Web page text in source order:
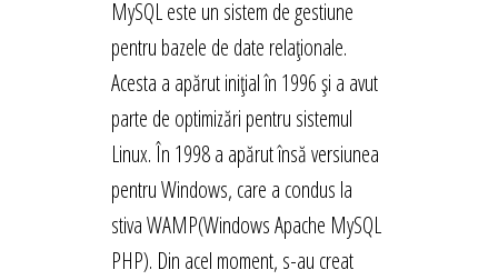
MySQL este un sistem de gestiune
pentru bazele de date relaționale.
Acesta a apărut inițial în 1996 și a avut
parte de optimizări pentru sistemul
Linux. În 1998 a apărut însă versiunea
pentru Windows, care a condus la
stiva WAMP(Windows Apache MySQL
PHP). Din acel moment, s-au creat